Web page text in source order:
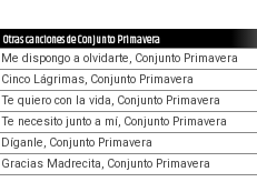
Otras canciones de Conjunto Primavera
Me dispongo a olvidarte, Conjunto Primavera
Cinco Lágrimas, Conjunto Primavera
Te quiero con la vida, Conjunto Primavera
Te necesito junto a mí, Conjunto Primavera
Díganle, Conjunto Primavera
Gracias Madrecita, Conjunto Primavera